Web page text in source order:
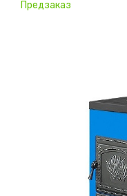
Предзаказ